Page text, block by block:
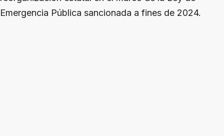
Emergencia Pública sancionada a fines de 2024.